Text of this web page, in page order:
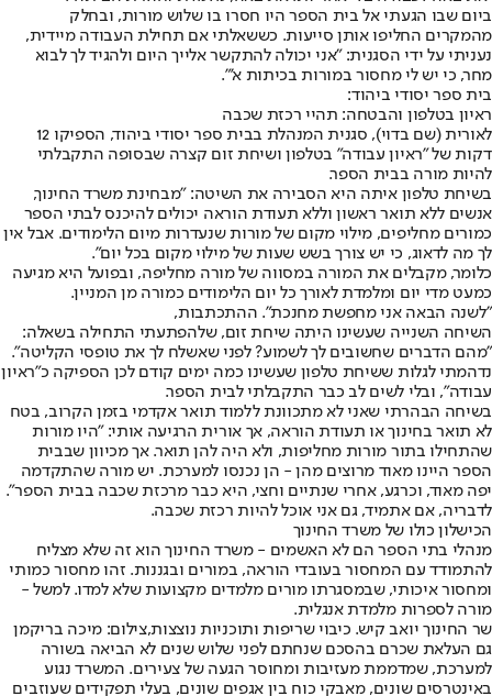
ביום שבו הגעתי אל בית הספר היו חסרו בו שלוש מורות, ובחלק
מהמקרים החליפו אותן סייעות. כששאלתי אם תחילת העבודה מיידית,
נעניתי על ידי הסגנית: "אני יכולה להתקשר אלייך היום ולהגיד לך לבוא
מחר, כי יש לי מחסור במורות בכיתות א'".
בית ספר יסודי ביהוד:
ראיון בטלפון והבטחה: תהיי רכזת שכבה
לאורית (שם בדוי), סגנית המנהלת בבית ספר יסודי ביהוד, הספיקו 12
דקות של "ראיון עבודה" בטלפון ושיחת זום קצרה שבסופה התקבלתי
להיות מורה בבית הספר.
בשיחת טלפון איתה היא הסבירה את השיטה: "מבחינת משרד החינוך,
אנשים ללא תואר ראשון וללא תעודת הוראה יכולים להיכנס לבתי הספר
כמורים מחליפים, מילוי מקום של מורות שנעדרות מיום הלימודים. אבל אין
לך מה לדאוג, כי יש צורך בשש שעות של מילוי מקום בכל יום".
כלומר, מקבלים את המורה במסווה של מורה מחליפה, ובפועל היא מגיעה
כמעט מדי יום ומלמדת לאורך כל יום הלימודים כמורה מן המניין.
"לשנה הבאה אני מחפשת מחנכת". ההתכתבות,
השיחה השנייה שעשינו היתה שיחת זום, שלהפתעתי התחילה בשאלה:
"מהם הדברים שחשובים לך לשמוע? לפני שאשלח לך את טופסי הקליטה".
נדהמתי לגלות ששיחת טלפון שעשינו כמה ימים קודם לכן הספיקה כ"ראיון
עבודה", ובלי לשים לב כבר התקבלתי לבית הספר.
בשיחה הבהרתי שאני לא מתכוונת ללמוד תואר אקדמי בזמן הקרוב, בטח
לא תואר בחינוך או תעודת הוראה, אך אורית הרגיעה אותי: "היו מורות
שהתחילו בתור מורות מחליפות, ולא היה להן תואר. אך מכיוון שבבית
הספר היינו מאוד מרוצים מהן - הן נכנסו למערכת. יש מורה שהתקדמה
יפה מאוד, וכרגע, אחרי שנתיים וחצי, היא כבר מרכזת שכבה בבית הספר".
לדבריה, אם אתמיד, גם אני אוכל להיות רכזת שכבה.
הכישלון כולו של משרד החינוך
מנהלי בתי הספר הם לא האשמים - משרד החינוך הוא זה שלא מצליח
להתמודד עם המחסור בעובדי הוראה, במורים ובגננות. זהו מחסור כמותי
ומחסור איכותי, שבמסגרתו מורים מלמדים מקצועות שלא למדו. למשל -
מורה לספרות מלמדת אנגלית.
שר החינוך יואב קיש. כיבוי שריפות ותוכניות נוצצות,צילום: מיכה בריקמן
גם העלאת שכרם בהסכם שנחתם לפני שלוש שנים לא הביאה בשורה
למערכת, שמדממת מעזיבות ומחוסר הגעה של צעירים. המשרד נגוע
באינטרסים שונים, מאבקי כוח בין אגפים שונים, בעלי תפקידים שעוזבים